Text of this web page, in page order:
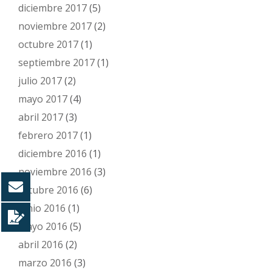
diciembre 2017(5)
noviembre 2017(2)
octubre 2017(1)
septiembre 2017(1)
julio 2017(2)
mayo 2017(4)
abril 2017(3)
febrero 2017(1)
diciembre 2016 (1)
noviembre 2016 (3)
octubre 2016 (6)
junio 2016 (1)
mayo 2016 (5)
abril 2016 (2)
marzo 2016 (3)